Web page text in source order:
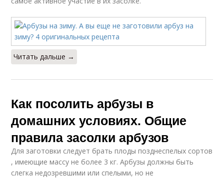
Читать дальше →
Как посолить арбузы в
домашних условиях. Общие
правила засолки арбузов
Для заготовки следует брать плоды позднеспелых сортов
, имеющие массу не более 3 кг. Арбузы должны быть
слегка недозревшими или спелыми, но не